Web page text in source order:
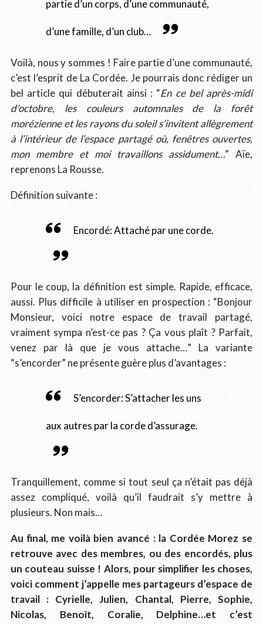
partie d’un corps, d’une communauté,
d’une famille, d’un club…
Voilà, nous y sommes ! Faire partie d’une communauté,
c’est l’esprit de La Cordée. Je pourrais donc rédiger un
bel article qui débuterait ainsi : “En ce bel après-midi
d’octobre, les couleurs automnales de la forêt
morézienne et les rayons du soleil s’invitent allègrement
à l’intérieur de l’espace partagé où, fenêtres ouvertes,
mon membre et moi travaillons assidument…” Aïe,
reprenons La Rousse.
Définition suivante :
Encordé: Attaché par une corde.
Pour le coup, la définition est simple. Rapide, efficace,
aussi. Plus difficile à utiliser en prospection : “Bonjour
Monsieur, voici notre espace de travail partagé,
vraiment sympa n’est-ce pas ? Ça vous plaît ? Parfait,
venez par là que je vous attache…” La variante
“s’encorder” ne présente guère plus d’avantages :
S’encorder: S’attacher les uns
aux autres par la corde d’assurage.
Tranquillement, comme si tout seul ça n’était pas déjà
assez compliqué, voilà qu’il faudrait s’y mettre à
plusieurs. Non mais…
Au final, me voilà bien avancé : la Cordée Morez se
retrouve avec des membres, ou des encordés, plus
un couteau suisse ! Alors, pour simplifier les choses,
voici comment j’appelle mes partageurs d’espace de
travail : Cyrielle, Julien, Chantal, Pierre, Sophie,
Nicolas, Benoît, Coralie, Delphine…et c’est